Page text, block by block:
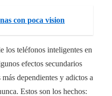
con poca vision
los teléfonos inteligentes en
efectos secundarios
dependientes y adictos a
Estos son los hechos: